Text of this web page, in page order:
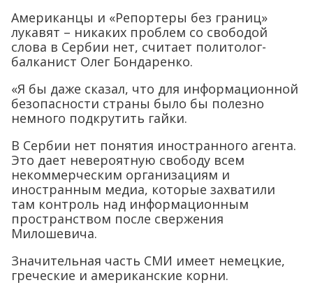
Американцы и «Репортеры без границ»
лукавят – никаких проблем со свободой
слова в Сербии нет, считает политолог-
балканист Олег Бондаренко.
«Я бы даже сказал, что для информационной
безопасности страны было бы полезно
немного подкрутить гайки.
В Сербии нет понятия иностранного агента.
Это дает невероятную свободу всем
некоммерческим организациям и
иностранным медиа, которые захватили
там контроль над информационным
пространством после свержения
Милошевича.
Значительная часть СМИ имеет немецкие,
греческие и американские корни.